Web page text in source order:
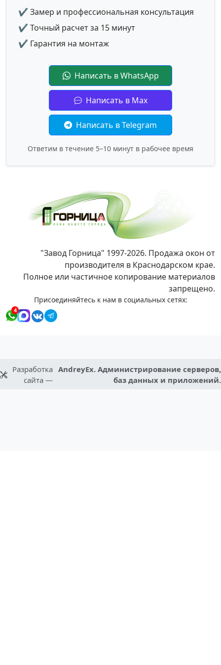
✔ Замер и профессиональная консультация
✔ Точный расчет за 15 минут
✔ Гарантия на монтаж
Написать в WhatsApp
Написать в Max
Написать в Telegram
Ответим в течение 5–10 минут в рабочее время
"Завод Горница" 1997-2026. Продажа окон от
производителя в Краснодарском крае.
Полное или частичное копирование материалов
запрещено.
Присоединяйтесь к нам в социальных сетях:
4
Разработка
сайта —
AndreyEx. Администрирование серверов,
баз данных и приложений.